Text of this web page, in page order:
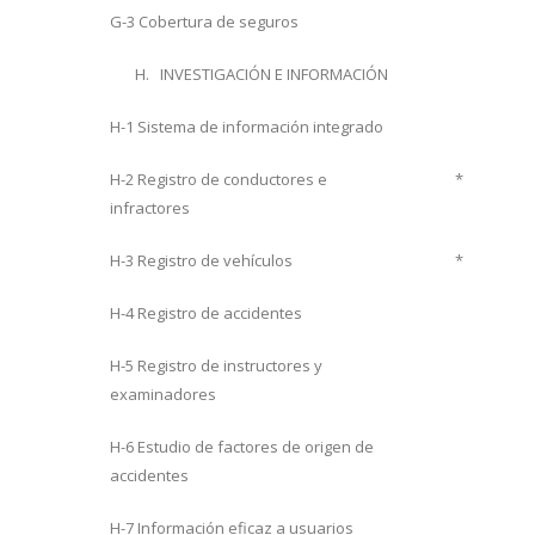
G-3 Cobertura de seguros
H. INVESTIGACIÓN E INFORMACIÓN
H-1 Sistema de información integrado
H-2 Registro de conductores e
infractores
*
H-3 Registro de vehículos *
H-4 Registro de accidentes
H-5 Registro de instructores y
examinadores
H-6 Estudio de factores de origen de
accidentes
H-7 Información eficaz a usuarios